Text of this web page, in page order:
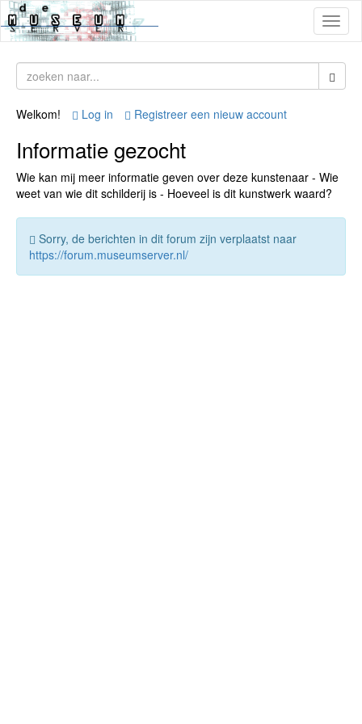
Welkom! Log in Registreer een nieuw account
Informatie gezocht
Wie kan mij meer informatie geven over deze kunstenaar - Wie
weet van wie dit schilderij is - Hoeveel is dit kunstwerk waard?
Sorry, de berichten in dit forum zijn verplaatst naar
https://forum.museumserver.nl/